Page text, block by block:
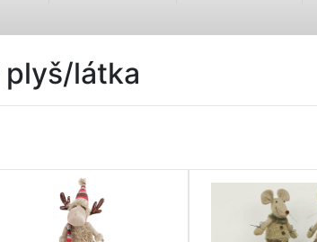
látka